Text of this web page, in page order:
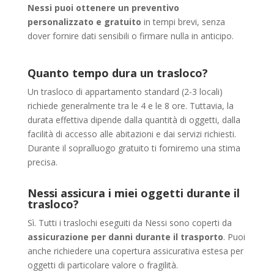
Nessi puoi ottenere un preventivo
personalizzato e gratuito in tempi brevi, senza
dover fornire dati sensibili o firmare nulla in anticipo.
Quanto tempo dura un trasloco?
Un trasloco di appartamento standard (2-3 locali)
richiede generalmente tra le 4 e le 8 ore. Tuttavia, la
durata effettiva dipende dalla quantità di oggetti, dalla
facilità di accesso alle abitazioni e dai servizi richiesti.
Durante il sopralluogo gratuito ti forniremo una stima
precisa.
Nessi assicura i miei oggetti durante il
trasloco?
Sì. Tutti i traslochi eseguiti da Nessi sono coperti da
assicurazione per danni durante il trasporto. Puoi
anche richiedere una copertura assicurativa estesa per
oggetti di particolare valore o fragilità.